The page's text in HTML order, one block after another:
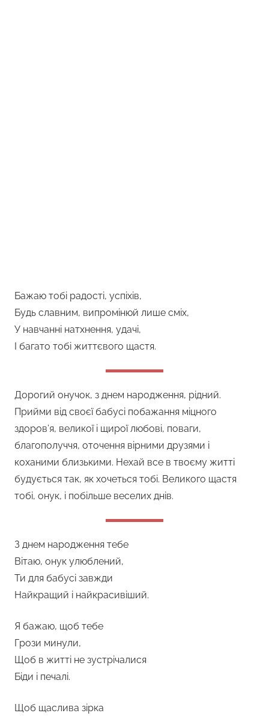
Бажаю тобі радості, успіхів,
Будь славним, випромінюй лише сміх,
У навчанні натхнення, удачі,
І багато тобі життєвого щастя.
Дорогий онучок, з днем народження, рідний.
Прийми від своєї бабусі побажання міцного
здоров’я, великої і щирої любові, поваги,
благополуччя, оточення вірними друзями і
коханими близькими. Нехай все в твоєму житті
будується так, як хочеться тобі. Великого щастя
тобі, онук, і побільше веселих днів.
З днем народження тебе
Вітаю, онук улюблений,
Ти для бабусі завжди
Найкращий і найкрасивіший.
Я бажаю, щоб тебе
Грози минули,
Щоб в житті не зустрічалися
Біди і печалі.
Щоб щаслива зірка